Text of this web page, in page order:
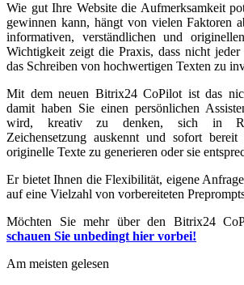
Wie gut Ihre Website die Aufmerksamkeit
gewinnen kann, hängt von vielen Faktoren
informativen, verständlichen und
Wichtigkeit zeigt die Praxis, dass nicht
das Schreiben von hochwertigen Texten zu
Mit dem neuen Bitrix24 CoPilot ist das
damit haben Sie einen persönlichen
wird, kreativ zu denken, sich in
Zeichensetzung auskennt und sofort
originelle Texte zu generieren oder sie
Er bietet Ihnen die Flexibilität, eigene
auf eine Vielzahl von vorbereiteten
Möchten Sie mehr über den Bitrix24
schauen Sie unbedingt hier vorbei!
Am meisten gelesen